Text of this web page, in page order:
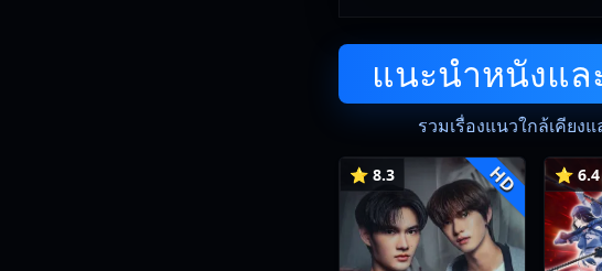
แนะนำหนังแล
รวมเรื่องแนวใกล้เคียง
⭐ 8.3 HD ⭐ 6.4